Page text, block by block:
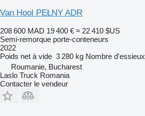
Van Hool PEŁNY ADR
208 600 MAD 19 400 € ≈ 22 410 $US
Semi-remorque porte-conteneurs
2022
Poids net à vide 3 280 kg Nombre d'essieux
Roumanie, Bucharest
Laslo Truck Romania
Contacter le vendeur